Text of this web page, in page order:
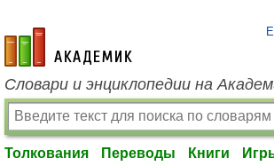
academic.ru
Словари и энциклопедии на
Толкования Переводы Книги